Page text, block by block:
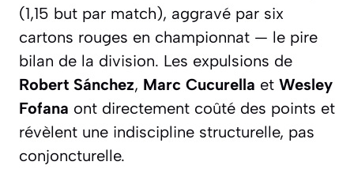
(1,15 but par match), aggravé par six
cartons rouges en championnat — le pire
bilan de la division. Les expulsions de
Robert Sánchez, Marc Cucurella et Wesley
Fofana ont directement coûté des points et
révèlent une indiscipline structurelle, pas
conjoncturelle.